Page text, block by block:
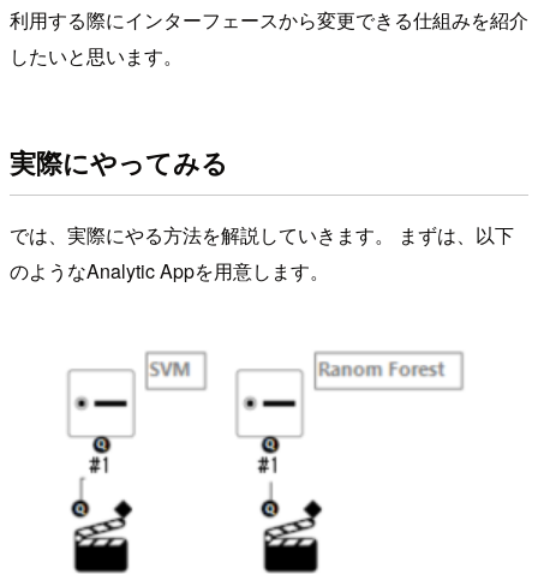
利用する際にインターフェースから変更できる仕組みを紹介
したいと思います。
実際にやってみる
では、実際にやる方法を解説していきます。 まずは、以下
のようなAnalytic Appを用意します。